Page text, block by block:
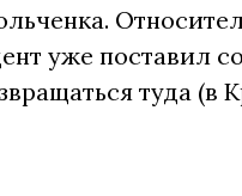
уже поставил
туда